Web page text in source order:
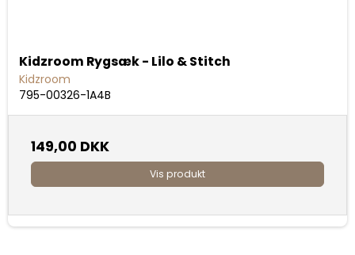
Kidzroom Rygsæk - Lilo & Stitch
Kidzroom
795-00326-1A4B
149,00 DKK
Vis produkt